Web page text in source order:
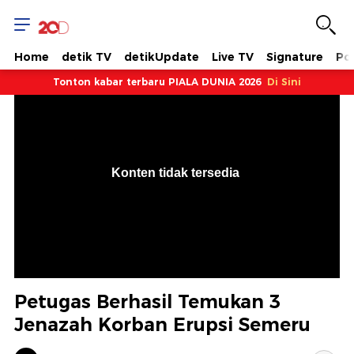
Home detik TV detikUpdate Live TV Signature
Tonton kabar terbaru PIALA DUNIA 2026 Di Sini
Konten tidak tersedia
Petugas Berhasil Temukan 3
Jenazah Korban Erupsi Semeru